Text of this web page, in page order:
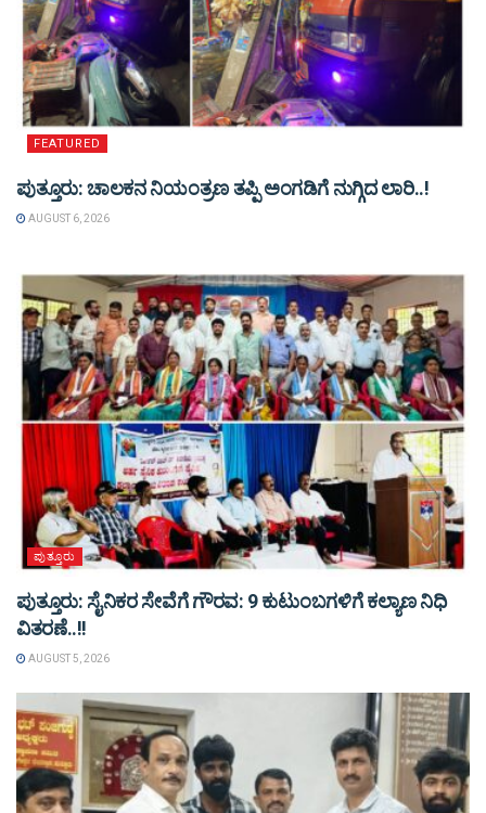
FEATURED
ಪುತ್ತೂರು: ಚಾಲಕನ ನಿಯಂತ್ರಣ ತಪ್ಪಿ ಅಂಗಡಿಗೆ ನುಗ್ಗಿದ ಲಾರಿ..!
AUGUST 6, 2026
ಪುತ್ತೂರು
ಪುತ್ತೂರು: ಸೈನಿಕರ ಸೇವೆಗೆ ಗೌರವ: 9 ಕುಟುಂಬಗಳಿಗೆ ಕಲ್ಯಾಣ ನಿಧಿ
ವಿತರಣೆ..!!
AUGUST 5, 2026